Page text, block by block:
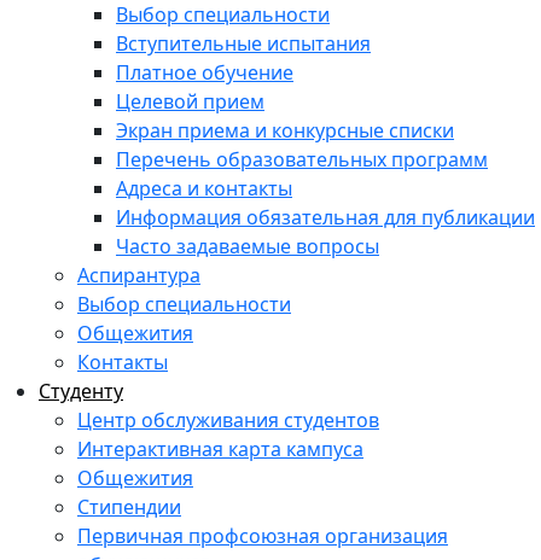
Выбор специальности
Вступительные испытания
Платное обучение
Целевой прием
Экран приема и конкурсные списки
Перечень образовательных программ
Адреса и контакты
Информация обязательная для публикации
Часто задаваемые вопросы
Аспирантура
Выбор специальности
Общежития
Контакты
Студенту
Центр обслуживания студентов
Интерактивная карта кампуса
Общежития
Стипендии
Первичная профсоюзная организация